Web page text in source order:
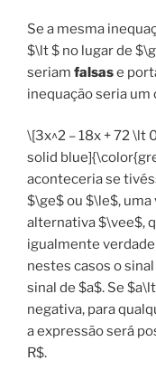
Se a mesma
$\lt $ no lugar de
seriam falsase
inequação seria um
\[3x^2 – 18x + 72 \lt
solid
aconteceria se
$\ge$ ou $\le$,
alternativa $\vee$,
igualmente
nestes casos o
sinal de $a$. Se
negativa, para
a expressão será
R$.